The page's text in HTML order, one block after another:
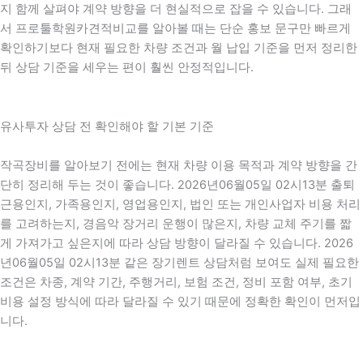
지 함께 살펴야 계약 방향을 더 현실적으로 잡을 수 있습니다. 그래
서 프로툴학원카견적비교를 알아볼 때는 단순 홍보 문구만 빠르게
확인하기보다 현재 필요한 차량 조건과 월 납입 기준을 먼저 정리한
뒤 상담 기준을 세우는 편이 훨씬 안정적입니다.
유사투자 상담 전 확인해야 할 기본 기준
작곡장비를 알아보기 전에는 현재 차량 이용 목적과 계약 방향을 간
단히 정리해 두는 것이 좋습니다. 2026년06월05일 02시13분 출퇴
근용인지, 가족용인지, 영업용인지, 법인 또는 개인사업자 비용 처리
를 고려하는지, 경음악 장거리 운행이 많은지, 차량 교체 주기를 짧
게 가져가고 싶은지에 따라 상담 방향이 달라질 수 있습니다. 2026
년06월05일 02시13분 같은 장기렌트 상담처럼 보여도 실제 필요한
조건은 차종, 계약 기간, 주행거리, 보험 조건, 정비 포함 여부, 초기
비용 설정 방식에 따라 달라질 수 있기 때문에 정확한 확인이 먼저입
니다.